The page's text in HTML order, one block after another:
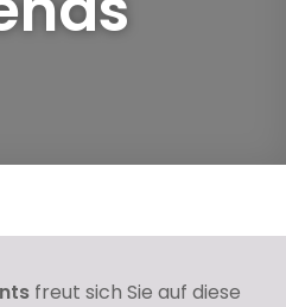
freut sich Sie auf diese